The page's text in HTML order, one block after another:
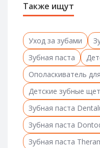
Также ищут
Уход за зубами
Зубная паста
Ополаскиватель
Детские зубные
Зубная паста
Зубная паста
Зубная паста